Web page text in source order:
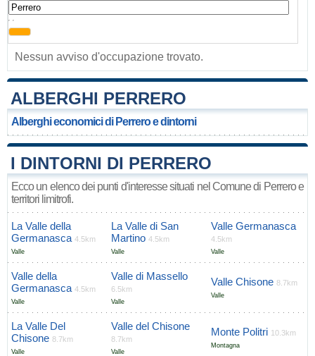
, ,
Nessun avviso d'occupazione trovato.
ALBERGHI PERRERO
Alberghi economici di Perrero e dintorni
I DINTORNI DI PERRERO
Ecco un elenco dei punti d'interesse situati nel Comune di Perrero e
territori limitrofi.
La Valle della
Germanasca 4.5km
Valle
La Valle di San
Martino 4.5km
Valle
Valle Germanasca
4.5km
Valle
Valle della
Germanasca 4.5km
Valle
Valle di Massello
6.5km
Valle
Valle Chisone 8.7km
Valle
La Valle Del
Chisone 8.7km
Valle
Valle del Chisone
8.7km
Valle
Monte Politri 10.3km
Montagna